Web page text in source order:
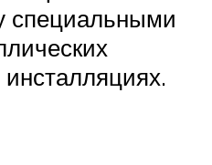
специальными